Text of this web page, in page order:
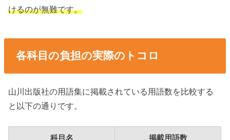
けるのが無難です。
各科目の負担の実際のトコロ
山川出版社の用語集に掲載されている用語数を比較する
と以下の通りです。
科目名 掲載用語数